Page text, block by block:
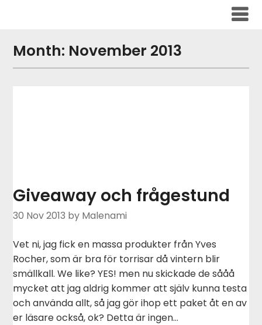
Month: November 2013
Giveaway och frågestund
30 Nov 2013 by Malenami
Vet ni, jag fick en massa produkter från Yves
Rocher, som är bra för torrisar då vintern blir
smällkall. We like? YES! men nu skickade de sååå
mycket att jag aldrig kommer att själv kunna testa
och använda allt, så jag gör ihop ett paket åt en av
er läsare också, ok? Detta är ingen…